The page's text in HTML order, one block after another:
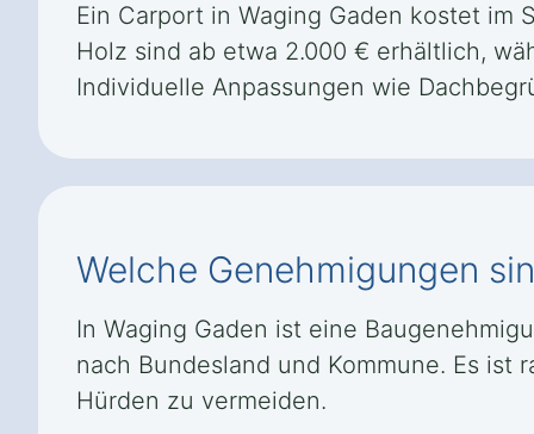
Ein Carport in Waging Gaden kostet im
Holz sind ab etwa 2.000 € erhältlich,
Individuelle Anpassungen wie
Welche Genehmigungen
In Waging Gaden ist eine
nach Bundesland und Kommune. Es
Hürden zu vermeiden.